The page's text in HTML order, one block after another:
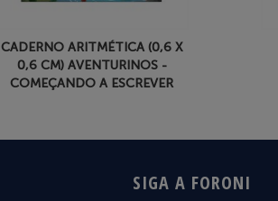
CADERNO ARITMÉTICA (0,6 X
0,6 CM) AVENTURINOS -
COMEÇANDO A ESCREVER
SIGA A FORONI